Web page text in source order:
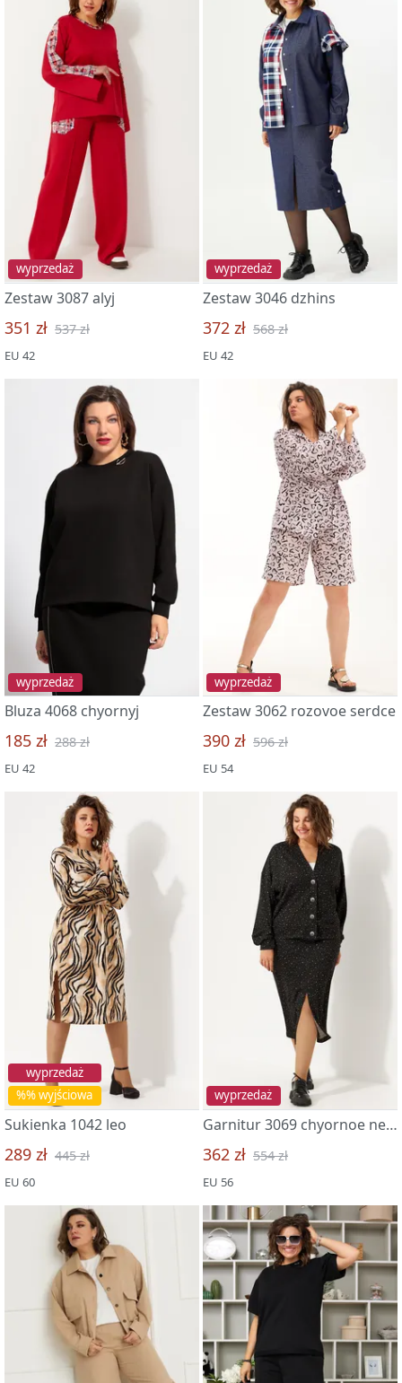
wyprzedaż
Zestaw 3087 alyj
351 zł 537 zł
EU 42
wyprzedaż
Zestaw 3046 dzhins
372 zł 568 zł
EU 42
wyprzedaż
Bluza 4068 chyornyj
185 zł 288 zł
EU 42
wyprzedaż
Zestaw 3062 rozovoe serdce
390 zł 596 zł
EU 54
%% wyjściowa
wyprzedaż
Sukienka 1042 leo
289 zł 445 zł
EU 60
wyprzedaż
Garnitur 3069 chyornoe nebo
362 zł 554 zł
EU 56